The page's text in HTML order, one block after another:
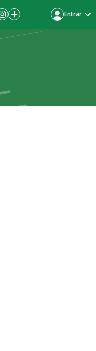
Entrar